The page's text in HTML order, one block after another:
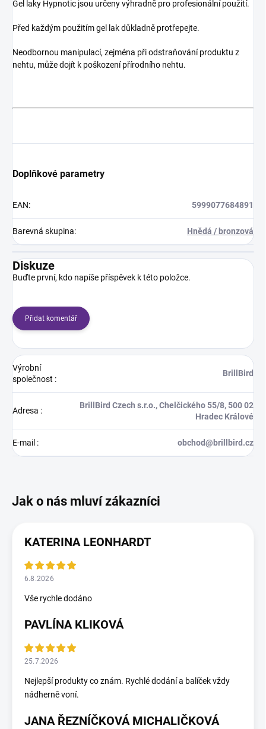
Gel laky Hypnotic jsou určeny výhradně pro profesionální použití.
Před každým použitím gel lak důkladně protřepejte.
Neodbornou manipulací, zejména při odstraňování produktu z
nehtu, může dojít k poškození přírodního nehtu.
Doplňkové parametry
EAN: 5999077684891
Barevná skupina: Hnědá / bronzová
Diskuze
Buďte první, kdo napíše příspěvek k této položce.
Přidat komentář
Výrobní
společnost :
BrillBird
Adresa :
BrillBird Czech s.r.o., Chelčického 55/8, 500 02
Hradec Králové
E-mail : obchod@brillbird.cz
KATERINA LEONHARDT
6.8.2026
Vše rychle dodáno
PAVLÍNA KLIKOVÁ
25.7.2026
Nejlepší produkty co znám. Rychlé dodání a balíček vždy
nádherně voní.
JANA ŘEZNÍČKOVÁ MICHALIČKOVÁ